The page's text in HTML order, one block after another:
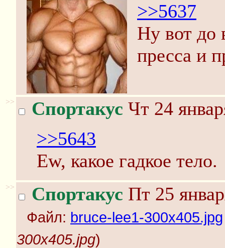
>>5637
Ну вот до
пресса и
>> Спортакус Чт 24
>>5643
Ew, какое гадкое тело.
>> Спортакус Пт 25
Файл: bruce-lee1-300x405.jpg
300x405.jpg)